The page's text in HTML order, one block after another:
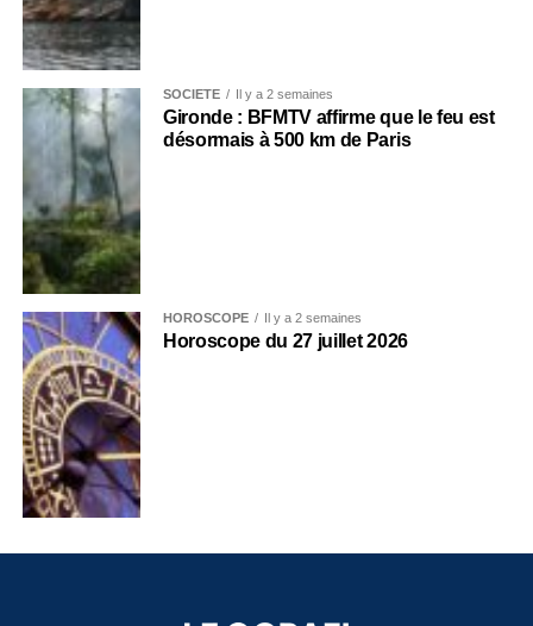
SOCIÉTÉ Il y a 2 semaines
Gironde : BFMTV affirme que le feu est
désormais à 500 km de Paris
HOROSCOPE Il y a 2 semaines
Horoscope du 27 juillet 2026